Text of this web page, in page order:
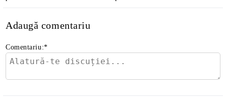
Adaugă comentariu
Comentariu:*